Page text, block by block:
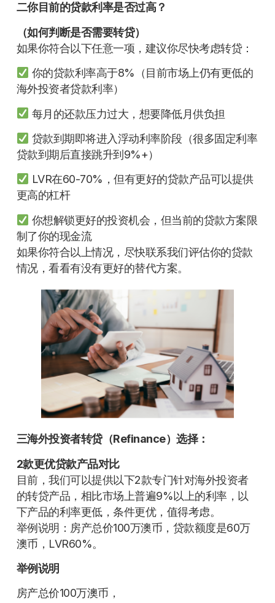
二你目前的贷款利率是否过高？
（如何判断是否需要转贷）
如果你符合以下任意一项，建议你尽快考虑转贷：
你的贷款利率高于8%（目前市场上仍有更低的
海外投资者贷款利率）
每月的还款压力过大，想要降低月供负担
贷款到期即将进入浮动利率阶段（很多固定利率
贷款到期后直接跳升到9%+）
LVR在60-70%，但有更好的贷款产品可以提供
更高的杠杆
你想解锁更好的投资机会，但当前的贷款方案限
制了你的现金流
如果你符合以上情况，尽快联系我们评估你的贷款
情况，看看有没有更好的替代方案。
三海外投资者转贷（Refinance）选择：
2款更优贷款产品对比
目前，我们可以提供以下2款专门针对海外投资者
的转贷产品，相比市场上普遍9%以上的利率，以
下产品的利率更低，条件更优，值得考虑。
举例说明：房产总价100万澳币，贷款额度是60万
澳币，LVR60%。
举例说明
房产总价100万澳币，